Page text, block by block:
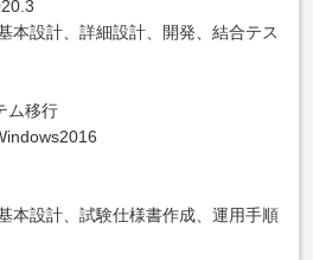
本設計、詳細設計、開発、結合テス
ム移行
本設計、試験仕様書作成、運用手順